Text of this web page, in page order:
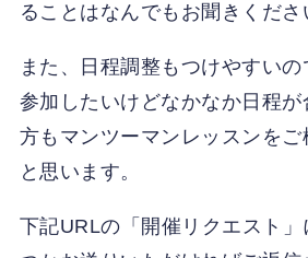
ることはなんでもお聞きくださ
また、日程調整もつけやすい
参加したいけどなかなか日程が
方もマンツーマンレッスンを
と思います。
下記URLの「開催リクエスト」